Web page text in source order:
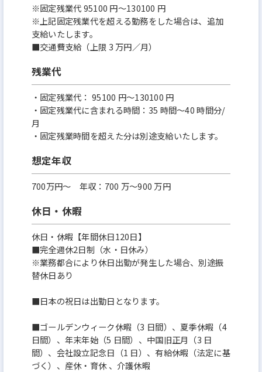
※固定残業代 95100 円～130100 円
※上記固定残業代を超える勤務をした場合は、追加
⽀給いたします。
■交通費支給（上限 3 万円／月）
残業代
・固定残業代： 95100 円～130100 円
・固定残業代に含まれる時間：35 時間〜40 時間分/
月
・固定残業時間を超えた分は別途支給いたします。
想定年収
700万円〜 年収：700 万～900 万円
休日・休暇
休日・休暇【年間休日120日】
■完全週休2日制（水・日休み）
※業務都合により休日出勤が発生した場合、別途振
替休日あり
■日本の祝日は出勤日となります。
■ゴールデンウィーク休暇（3 日間）、夏季休暇（4
日間）、年末年始（5 日間）、中国旧正月（3 日
間）、会社設立記念日（1 日）、有給休暇（法定に基
づく）、産休・育休 、介護休暇